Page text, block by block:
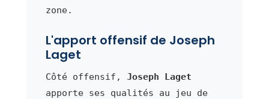
zone.
L'apport offensif de Joseph
Laget
Côté offensif, Joseph Laget
apporte ses qualités au jeu de